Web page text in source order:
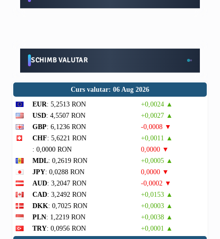
SCHIMB VALUTAR
Curs valutar: 06 Aug 2026
EUR: 5,2513 RON
+0,0024 ▲
USD: 4,5507 RON
+0,0027 ▲
GBP: 6,1236 RON
-0,0008 ▼
CHF: 5,6221 RON
+0,0011 ▲
: 0,0000 RON
0,0000 ▼
MDL: 0,2619 RON
+0,0005 ▲
JPY: 0,0288 RON
0,0000 ▼
AUD: 3,2047 RON
-0,0002 ▼
CAD: 3,2492 RON
+0,0153 ▲
DKK: 0,7025 RON
+0,0003 ▲
PLN: 1,2219 RON
+0,0038 ▲
TRY: 0,0956 RON
+0,0001 ▲